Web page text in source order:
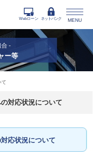
MENU
Webローン ネットバンク
合 -
ー等
て
対応状況について
応状況について